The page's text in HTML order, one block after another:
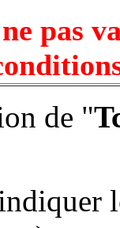
pas
de "